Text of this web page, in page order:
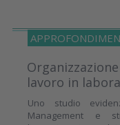
lavoro in
Uno studio
Management e